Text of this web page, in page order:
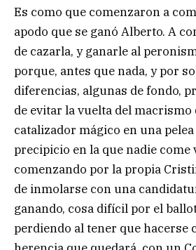
Es como que comenzaron a
apodo que se ganó Alberto. A
de cazarla, y ganarle al
porque, antes que nada, y por
diferencias, algunas de fondo,
de evitar la vuelta del
catalizador mágico en una
precipicio en la que nadie come
comenzando por la propia
de inmolarse con una
ganando, cosa difícil por el
perdiendo al tener que hacerse